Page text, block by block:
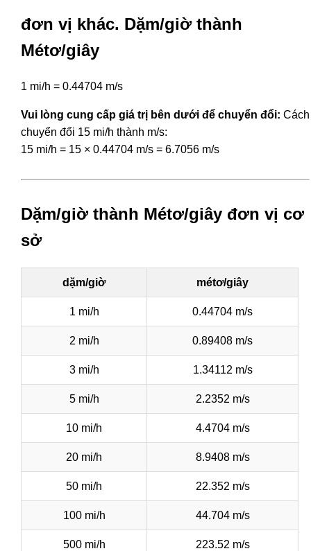
đơn vị khác. Dặm/giờ thành
Métơ/giây
1 mi/h = 0.44704 m/s
Vui lòng cung cấp giá trị bên dưới để chuyển đổi: Cách
chuyển đổi 15 mi/h thành m/s:
15 mi/h = 15 × 0.44704 m/s = 6.7056 m/s
Dặm/giờ thành Métơ/giây đơn vị cơ
sở
dặm/giờ métơ/giây
1 mi/h 0.44704 m/s
2 mi/h 0.89408 m/s
3 mi/h 1.34112 m/s
5 mi/h 2.2352 m/s
10 mi/h 4.4704 m/s
20 mi/h 8.9408 m/s
50 mi/h 22.352 m/s
100 mi/h 44.704 m/s
500 mi/h 223.52 m/s